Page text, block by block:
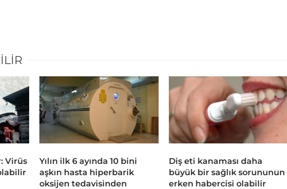
Virüs
Yılın ilk 6 ayında 10 bini
aşkın hasta hiperbarik
oksijen tedavisinden
Diş eti kanaması daha
büyük bir sağlık sorununun
erken habercisi olabilir